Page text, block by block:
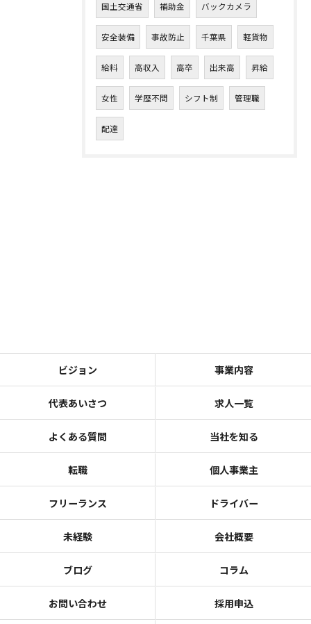
国土交通省 補助金 バックカメラ
安全装備 事故防止 千葉県 軽貨物
給料 高収入 高卒 出来高 昇給
女性 学歴不問 シフト制 管理職
配達
ビジョン 事業内容
代表あいさつ 求人一覧
よくある質問 当社を知る
転職 個人事業主
フリーランス ドライバー
未経験 会社概要
ブログ コラム
お問い合わせ 採用申込